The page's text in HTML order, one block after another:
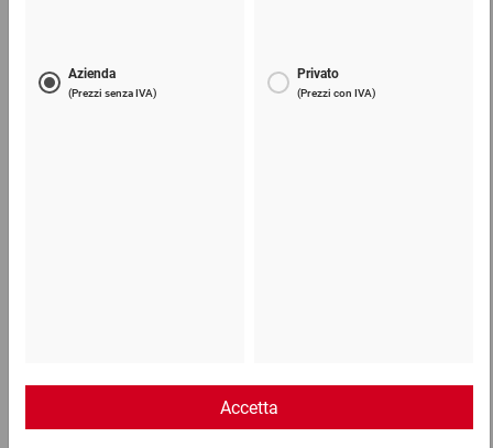
Email
info@ratioform.it